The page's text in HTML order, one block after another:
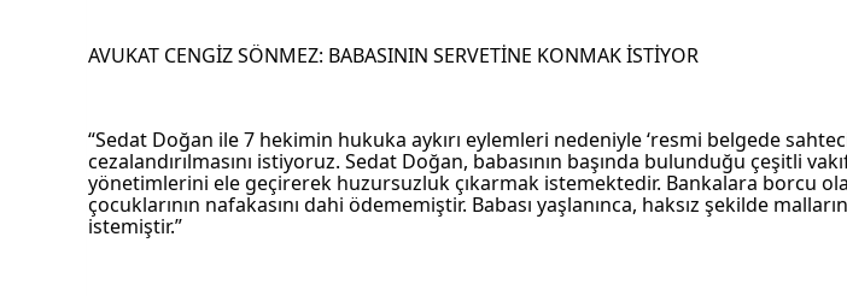
AVUKAT CENGİZ SÖNMEZ: BABASININ SERVETİNE KONMAK İSTİYOR
“Sedat Doğan ile 7 hekimin hukuka aykırı eylemleri nedeniyle ‘resmi belgede
cezalandırılmasını istiyoruz. Sedat Doğan, babasının başında bulunduğu çeşitli
yönetimlerini ele geçirerek huzursuzluk çıkarmak istemektedir. Bankalara borcu
çocuklarının nafakasını dahi ödememiştir. Babası yaşlanınca, haksız şekilde
istemiştir.”